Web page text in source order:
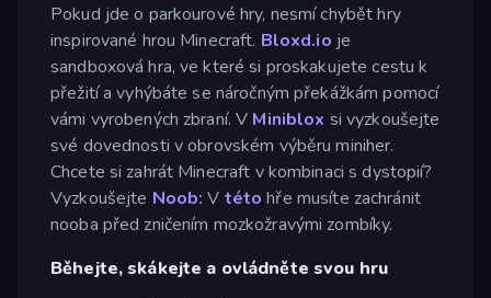
Pokud jde o parkourové hry, nesmí chybět hry
inspirované hrou Minecraft. Bloxd.io je
sandboxová hra, ve které si proskakujete cestu k
přežití a vyhýbáte se náročným překážkám pomocí
vámi vyrobených zbraní. V Miniblox si vyzkoušejte
své dovednosti v obrovském výběru miniher.
Chcete si zahrát Minecraft v kombinaci s dystopií?
Vyzkoušejte Noob: V této hře musíte zachránit
nooba před zničením mozkožravými zombíky.
Běhejte, skákejte a ovládněte svou hru